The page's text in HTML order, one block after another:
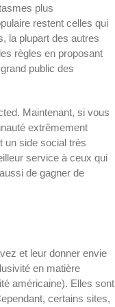
plus
restent celles qui
la plupart des autres
règles en proposant
public des
Maintenant, si vous
extrêmement
un side social très
service à ceux qui
de gagner de
et leur donner envie
en matière
américaine). Elles sont
certains sites,